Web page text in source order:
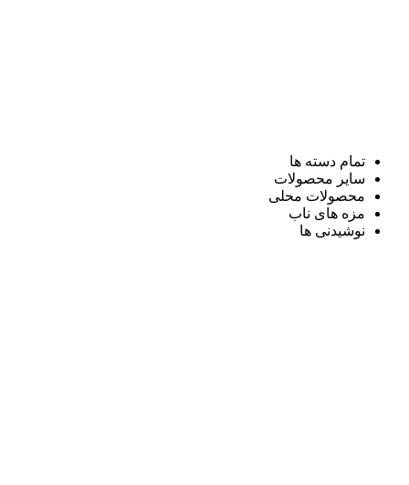
تمام دسته ها
سایر محصولات
محصولات محلی
مزه های ناب
نوشیدنی ها